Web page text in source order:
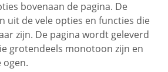
bovenaan de pagina. De
uit de vele opties en functies die
zijn. De pagina wordt geleverd
grotendeels monotoon zijn en
ogen.